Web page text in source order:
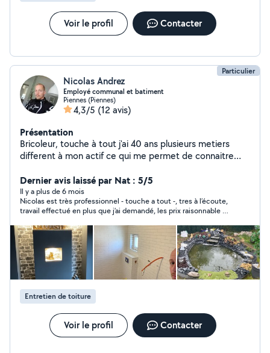
Voir le profil Contacter
Particulier
Nicolas Andrez
Employé communal et batiment
Piennes (Piennes)
4,3/5 (12 avis)
Présentation
Bricoleur, touche à tout j'ai 40 ans plusieurs metiers
different à mon actif ce qui me permet de connaitre
Cordialement
Dernier avis laissé par Nat : 5/5
Il y a plus de 6 mois
Nicolas est très professionnel - touche a tout -, tres à l’écoute,
travail effectué en plus que j’ai demandé, les prix raisonnable et
collaboration, si un jour j’ai besoin faire des travaux à la maison
je m’adresse à lui sans hésiter . Merci beaucoup Nicolas et à
votre fils pour votre travail !!
Entretien de toiture
Voir le profil Contacter